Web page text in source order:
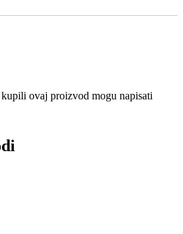
ovaj proizvod mogu napisati